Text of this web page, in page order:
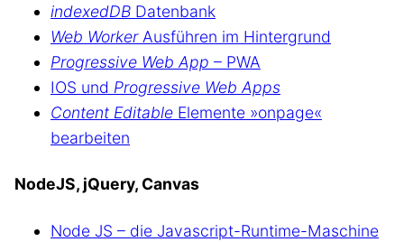
indexedDB Datenbank
Web WorkerAusführen im Hintergrund
Progressive Web App – PWA
IOS und Progressive Web Apps
Content Editable Elemente »onpage«
bearbeiten
NodeJS, jQuery, Canvas
Node JS – die Javascript-Runtime-Maschine